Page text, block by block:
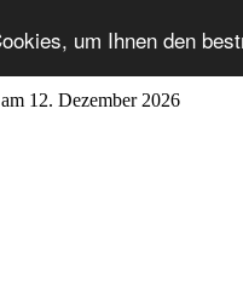
um Ihnen den
12. Dezember 2026